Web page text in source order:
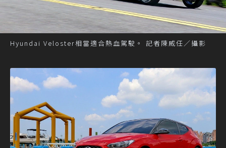
Hyundai Veloster相當適合熱血駕駛。 記者陳威任／攝影